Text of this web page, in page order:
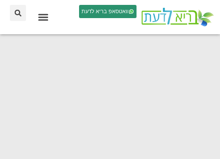
וואטסאפ בריא לדעת